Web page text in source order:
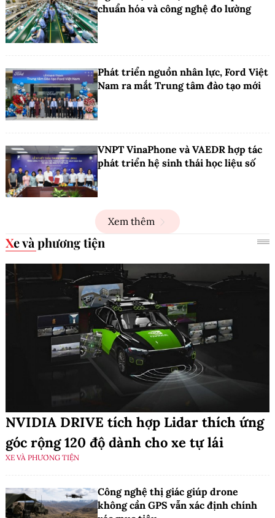
chuẩn hóa và công nghệ đo lường
Phát triển nguồn nhân lực, Ford Việt
Nam ra mắt Trung tâm đào tạo mới
VNPT VinaPhone và VAEDR hợp tác
phát triển hệ sinh thái học liệu số
Xem thêm
Xe và phương tiện
NVIDIA DRIVE tích hợp Lidar thích ứng
góc rộng 120 độ dành cho xe tự lái
XE VÀ PHƯƠNG TIỆN
Công nghệ thị giác giúp drone
không cần GPS vẫn xác định chính